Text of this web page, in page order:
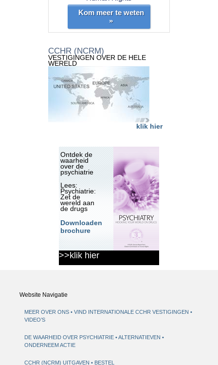
Kom meer te weten
»
CCHR (NCRM)
VESTIGINGEN OVER DE HELE
WERELD
klik hier
Ontdek de
waarheid
over de
psychiatrie
Lees:
Psychiatrie:
Zet de
wereld aan
de drugs
Downloaden
brochure
>>klik hier
Website Navigatie
MEER OVER ONS
VIND INTERNATIONALE CCHR VESTIGINGEN
VIDEO’S
DE WAARHEID OVER PSYCHIATRIE ALTERNATIEVEN
ONDERNEEM ACTIE
CCHR (NCRM) UITGAVEN BESTEL